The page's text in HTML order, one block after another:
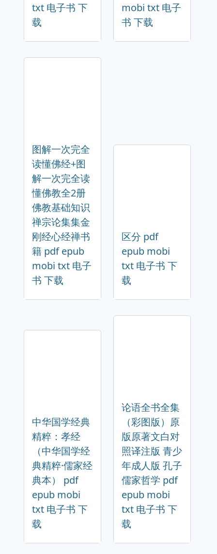
txt 电子书 下
载
mobi txt 电子
书 下载
图解一次完全
读懂佛经+图
解一次完全读
懂佛教全2册
佛教基础知识
禅宗论集集金
刚经心经禅书
籍 pdf epub
mobi txt 电子
书 下载
区分 pdf
epub mobi
txt 电子书 下
载
中华国学经典
精粹：孝经
（中华国学经
典精粹·儒家经
典本） pdf
epub mobi
txt 电子书 下
载
论语全书全集
（彩图版）原
版原著文白对
照译注版 青少
年成人版 孔子
儒家哲学 pdf
epub mobi
txt 电子书 下
载